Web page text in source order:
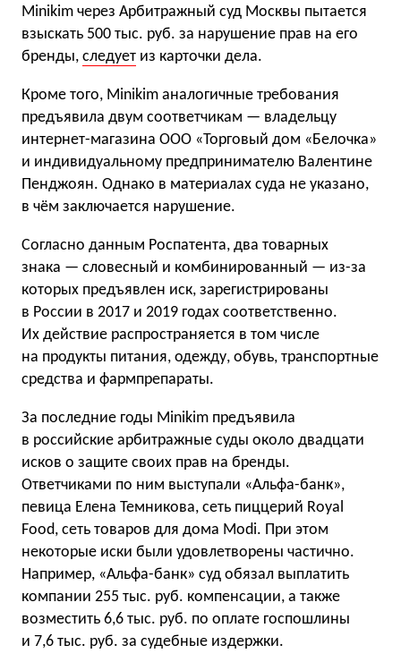
Minikim через Арбитражный суд Москвы пытается
взыскать 500 тыс. руб. за нарушение прав на его
бренды, следует из карточки дела.
Кроме того, Minikim аналогичные требования
предъявила двум соответчикам — владельцу
интернет-магазина ООО «Торговый дом «Белочка»
и индивидуальному предпринимателю Валентине
Пенджоян. Однако в материалах суда не указано,
в чём заключается нарушение.
Согласно данным Роспатента, два товарных
знака — словесный и комбинированный — из-за
которых предъявлен иск, зарегистрированы
в России в 2017 и 2019 годах соответственно.
Их действие распространяется в том числе
на продукты питания, одежду, обувь, транспортные
средства и фармпрепараты.
За последние годы Minikim предъявила
в российские арбитражные суды около двадцати
исков о защите своих прав на бренды.
Ответчиками по ним выступали «Альфа-банк»,
певица Елена Темникова, сеть пиццерий Royal
Food, сеть товаров для дома Modi. При этом
некоторые иски были удовлетворены частично.
Например, «Альфа-банк» суд обязал выплатить
компании 255 тыс. руб. компенсации, а также
возместить 6,6 тыс. руб. по оплате госпошлины
и 7,6 тыс. руб. за судебные издержки.